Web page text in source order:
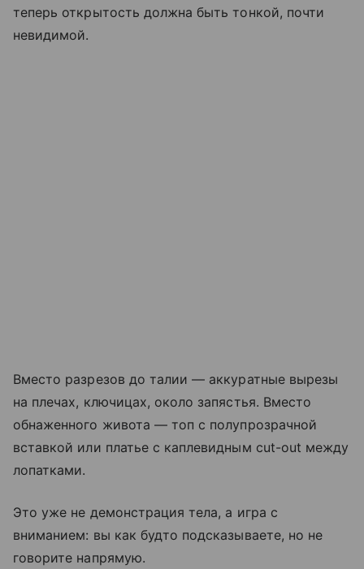
теперь открытость должна быть тонкой, почти
невидимой.
Вместо разрезов до талии — аккуратные вырезы
на плечах, ключицах, около запястья. Вместо
обнаженного живота — топ с полупрозрачной
вставкой или платье с каплевидным cut-out между
лопатками.
Это уже не демонстрация тела, а игра с
вниманием: вы как будто подсказываете, но не
говорите напрямую.